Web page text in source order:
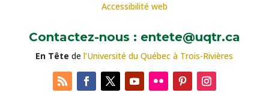
Accessibilité web
Contactez-nous : entete@uqtr.ca
En Tête del’Université du Québec à Trois-Rivières